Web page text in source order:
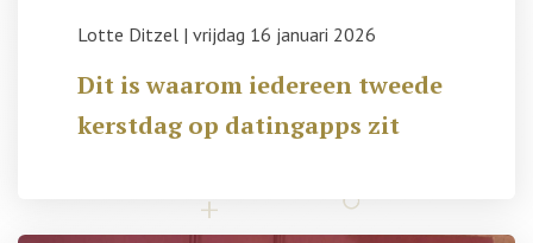
Lotte Ditzel | vrijdag 16 januari 2026
Dit is waarom iedereen tweede
kerstdag op datingapps zit